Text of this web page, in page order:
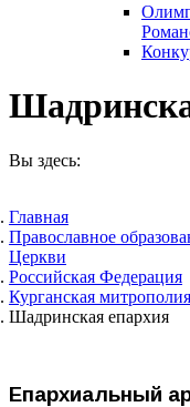
Вы здесь:
Главная
Православное
Церкви
Российская Федерация
Курганская митрополия
Шадринская епархия
Епархиальный